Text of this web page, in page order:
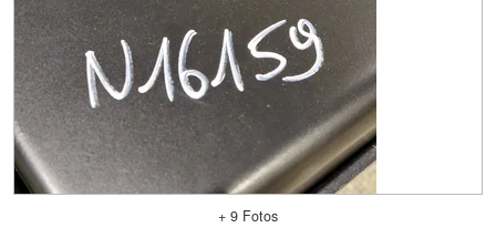
+ 9 Fotos